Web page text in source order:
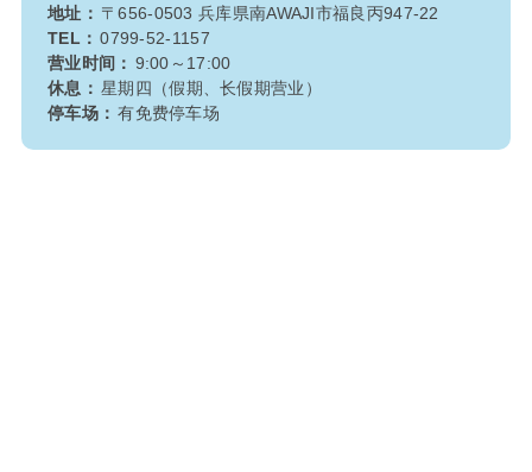
地址： 〒656-0503 兵库県南AWAJI市福良丙947-22
TEL： 0799-52-1157
营业时间： 9:00～17:00
休息： 星期四（假期、长假期营业）
停车场： 有免费停车场